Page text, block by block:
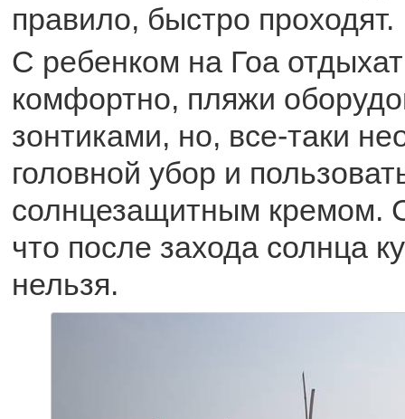
правило, быстро проходят.
С ребенком на Гоа
комфортно, пляжи
зонтиками, но, все-таки
головной убор и
солнцезащитным кремом.
что после захода солнца
нельзя.